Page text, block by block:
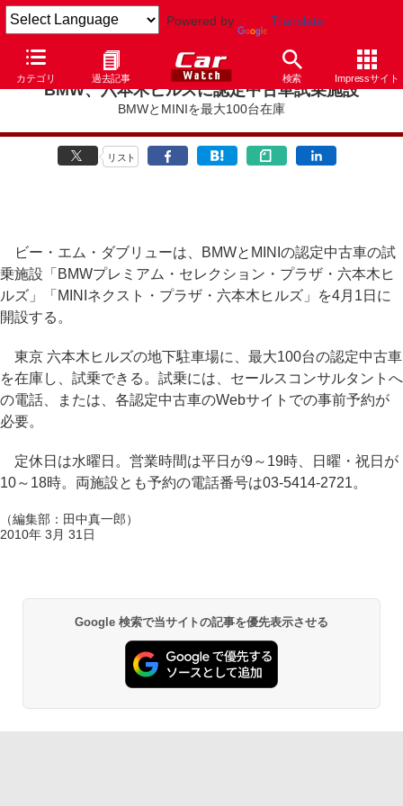
Powered by Translate
カテゴリ 過去記事 検索 Impressサイト
BMW、六本木ヒルズに認定中古車試乗施設
BMWとMINIを最大100台在庫
リスト
ビー・エム・ダブリューは、BMWとMINIの認定中古車の試
乗施設「BMWプレミアム・セレクション・プラザ・六本木ヒ
ルズ」「MINIネクスト・プラザ・六本木ヒルズ」を4月1日に
開設する。
東京 六本木ヒルズの地下駐車場に、最大100台の認定中古車
を在庫し、試乗できる。試乗には、セールスコンサルタントへ
の電話、または、各認定中古車のWebサイトでの事前予約が
必要。
定休日は水曜日。営業時間は平日が9～19時、日曜・祝日が
10～18時。両施設とも予約の電話番号は03-5414-2721。
（編集部：田中真一郎）
2010年 3月 31日
Google 検索で当サイトの記事を優先表示させる